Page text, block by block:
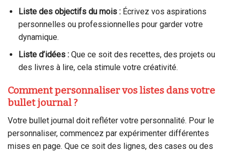
Liste des objectifs du mois :Écrivez vos aspirations
personnelles ou professionnelles pour garder votre
dynamique.
Liste d’idées :Que ce soit des recettes, des projets ou
des livres à lire, cela stimule votre créativité.
Comment personnaliser vos listes dans votre
bullet journal ?
Votre bullet journal doit refléter votre personnalité. Pour le
personnaliser, commencez par expérimenter différentes
mises en page. Que ce soit des lignes, des cases ou des